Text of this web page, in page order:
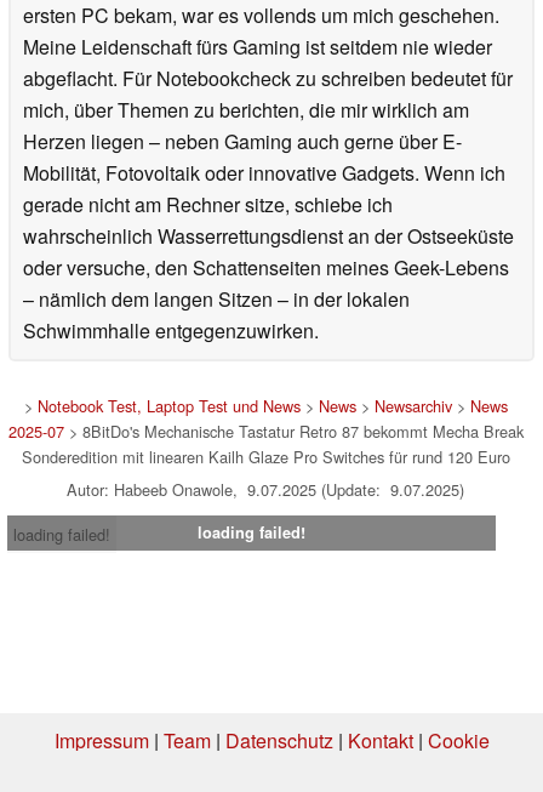
ersten PC bekam, war es vollends um mich geschehen.
Meine Leidenschaft fürs Gaming ist seitdem nie wieder
abgeflacht. Für Notebookcheck zu schreiben bedeutet für
mich, über Themen zu berichten, die mir wirklich am
Herzen liegen – neben Gaming auch gerne über E-
Mobilität, Fotovoltaik oder innovative Gadgets. Wenn ich
gerade nicht am Rechner sitze, schiebe ich
wahrscheinlich Wasserrettungsdienst an der Ostseeküste
oder versuche, den Schattenseiten meines Geek-Lebens
– nämlich dem langen Sitzen – in der lokalen
Schwimmhalle entgegenzuwirken.
> Notebook Test, Laptop Test und News> News> Newsarchiv> News
2025-07> 8BitDo's Mechanische Tastatur Retro 87 bekommt Mecha Break
Sonderedition mit linearen Kailh Glaze Pro Switches für rund 120 Euro
Autor: Habeeb Onawole, 9.07.2025 (Update: 9.07.2025)
loading failed!
loading failed!
Impressum| Team| Datenschutz| Kontakt| Cookie